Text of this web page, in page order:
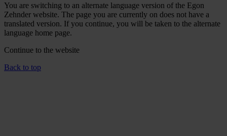
You are switching to an alternate language version of the Egon
Zehnder website. The page you are currently on does not have a
translated version. If you continue, you will be taken to the alternate
language home page.
Continue to the website
Back to top